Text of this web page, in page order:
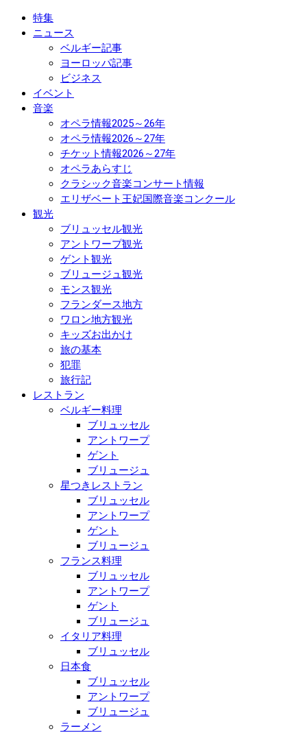
特集
ニュース
ベルギー記事
ヨーロッパ記事
ビジネス
イベント
音楽
オペラ情報2025～26年
オペラ情報2026～27年
チケット情報2026～27年
オペラあらすじ
クラシック音楽コンサート情報
エリザベート王妃国際音楽コンクール
観光
ブリュッセル観光
アントワープ観光
ゲント観光
ブリュージュ観光
モンス観光
フランダース地方
ワロン地方観光
キッズお出かけ
旅の基本
犯罪
旅行記
レストラン
ベルギー料理
ブリュッセル
アントワープ
ゲント
ブリュージュ
星つきレストラン
ブリュッセル
アントワープ
ゲント
ブリュージュ
フランス料理
ブリュッセル
アントワープ
ゲント
ブリュージュ
イタリア料理
ブリュッセル
日本食
ブリュッセル
アントワープ
ブリュージュ
ラーメン